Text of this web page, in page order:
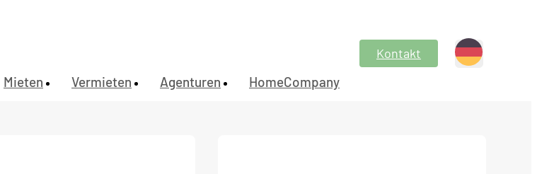
Mieten Vermieten Agenturen HomeCompany
Kontakt